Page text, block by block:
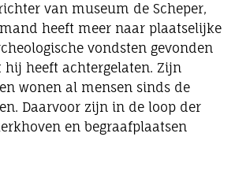
van museum de Scheper,
heeft meer naar plaatselijke
vondsten gevonden
heeft achtergelaten. Zijn
wonen al mensen sinds de
Daarvoor zijn in de loop der
en begraafplaatsen